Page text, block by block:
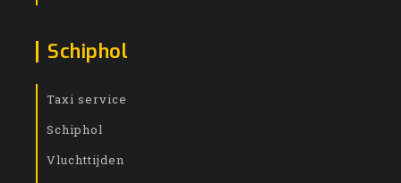
Schiphol
Taxi service
Schiphol
Vluchttijden